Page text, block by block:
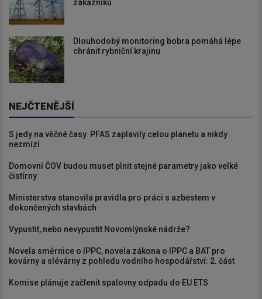
zákazníků
Dlouhodobý monitoring bobra pomáhá lépe
chránit rybniční krajinu
NEJČTENĚJŠÍ
S jedy na věčné časy. PFAS zaplavily celou planetu a nikdy
nezmizí
Domovní ČOV budou muset plnit stejné parametry jako velké
čistírny
Ministerstva stanovila pravidla pro práci s azbestem v
dokončených stavbách
Vypustit, nebo nevypustit Novomlýnské nádrže?
Novela směrnice o IPPC, novela zákona o IPPC a BAT pro
kovárny a slévárny z pohledu vodního hospodářství: 2. část
Komise plánuje začlenit spalovny odpadu do EU ETS